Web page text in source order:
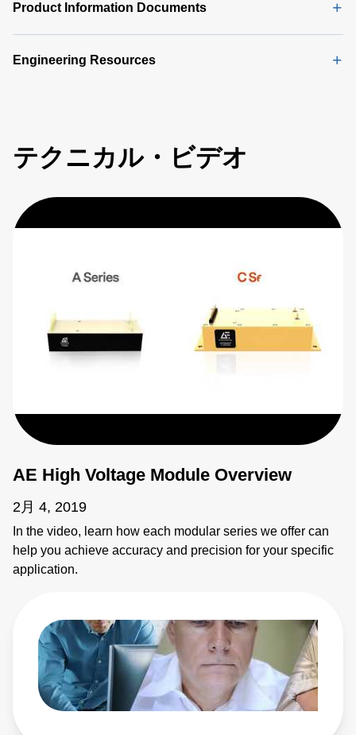
Product Information Documents
Engineering Resources
テクニカル・ビデオ
AE High Voltage Module Overview
2月 4, 2019
In the video, learn how each modular series we offer can
help you achieve accuracy and precision for your specific
application.